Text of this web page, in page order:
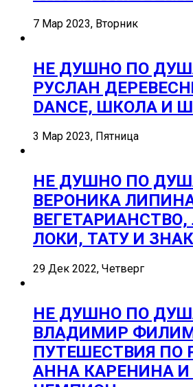
7 Мар 2023, Вторник
НЕ ДУШНО ПО
РУСЛАН
DANCE, ШКОЛА И
3 Мар 2023, Пятница
НЕ ДУШНО ПО
ВЕРОНИКА
ЛОКИ, ТАТУ И
29 Дек 2022, Четверг
НЕ ДУШНО ПО
ВЛАДИМИР
ПУТЕШЕСТВИЯ ПО
АННА КАРЕНИНА